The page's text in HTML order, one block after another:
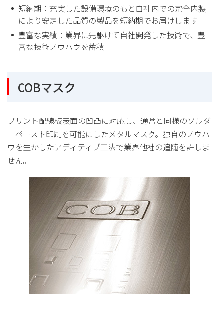
短納期：充実した設備環境のもと自社内での完全内製
により安定した品質の製品を短納期でお届けします
豊富な実績：業界に先駆けて自社開発した技術で、豊
富な技術ノウハウを蓄積
COBマスク
プリント配線板表面の凹凸に対応し、通常と同様のソルダ
ーペースト印刷を可能にしたメタルマスク。独自のノウハ
ウを生かしたアディティブ工法で業界他社の追随を許しま
せん。